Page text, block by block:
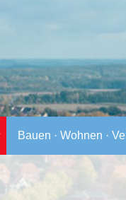
Bauen · Wohnen ·